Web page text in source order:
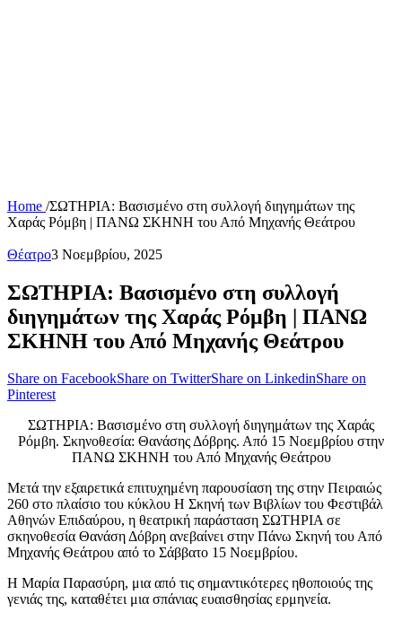
Home /ΣΩΤΗΡΙΑ: Βασισμένο στη συλλογή διηγημάτων της
Χαράς Ρόμβη | ΠΑΝΩ ΣΚΗΝΗ του Από Μηχανής Θεάτρου
Θέατρο3 Νοεμβρίου, 2025
ΣΩΤΗΡΙΑ: Βασισμένο στη συλλογή
διηγημάτων της Χαράς Ρόμβη | ΠΑΝΩ
ΣΚΗΝΗ του Από Μηχανής Θεάτρου
Share on FacebookShare on TwitterShare on LinkedinShare on
Pinterest
ΣΩΤΗΡΙΑ: Βασισμένο στη συλλογή διηγημάτων της Χαράς
Ρόμβη. Σκηνοθεσία: Θανάσης Δόβρης. Από 15 Νοεμβρίου στην
ΠΑΝΩ ΣΚΗΝΗ του Από Μηχανής Θεάτρου
Μετά την εξαιρετικά επιτυχημένη παρουσίαση της στην Πειραιώς
260 στο πλαίσιο του κύκλου Η Σκηνή των Βιβλίων του Φεστιβάλ
Αθηνών Επιδαύρου, η θεατρική παράσταση ΣΩΤΗΡΙΑ σε
σκηνοθεσία Θανάση Δόβρη ανεβαίνει στην Πάνω Σκηνή του Από
Μηχανής Θεάτρου από το Σάββατο 15 Νοεμβρίου.
Η Μαρία Παρασύρη, μια από τις σημαντικότερες ηθοποιούς της
γενιάς της, καταθέτει μια σπάνιας ευαισθησίας ερμηνεία.